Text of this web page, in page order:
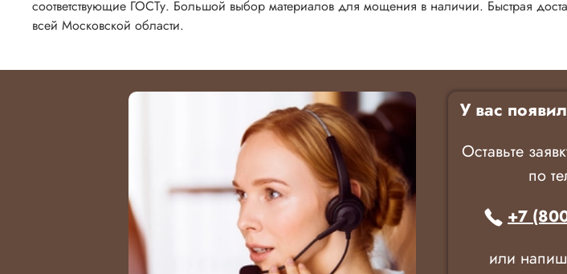
соответствующие ГОСТу. Большой выбор материалов для мощения в наличии. Быстрая
всей Московской области.
У вас
Оставьте
по
+7
или